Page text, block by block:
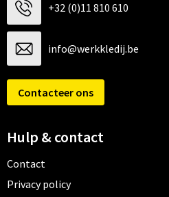
+32 (0)11 810 610
info@werkkledij.be
Contacteer ons
Hulp & contact
Contact
Privacy policy